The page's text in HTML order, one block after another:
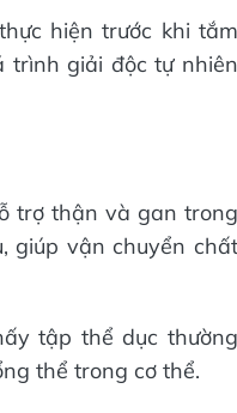
hiện trước khi tắm
trình giải độc tự nhiên
trợ thận và gan trong
giúp vận chuyển chất
tập thể dục thường
thể trong cơ thể.